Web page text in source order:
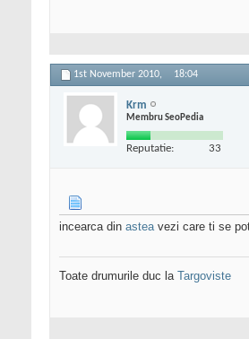
1st November 2010, 18:04
Krm
Membru SeoPedia
Reputatie: 33
incearca din asteavezi care ti se
Toate drumurile duc la Targoviste